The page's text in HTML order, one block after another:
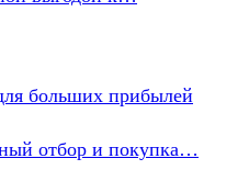
больших прибылей
отбор и покупка…